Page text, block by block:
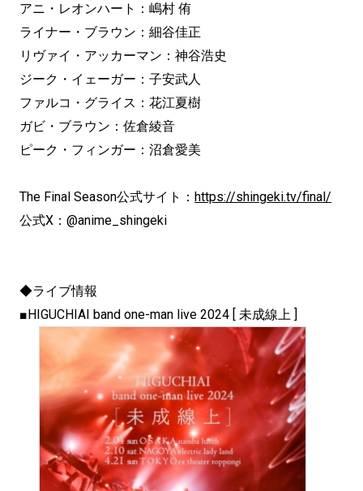
アニ・レオンハート：嶋村 侑
ライナー・ブラウン：細谷佳正
リヴァイ・アッカーマン：神谷浩史
ジーク・イェーガー：子安武人
ファルコ・グライス：花江夏樹
ガビ・ブラウン：佐倉綾音
ピーク・フィンガー：沼倉愛美
The Final Season公式サイト： https://shingeki.tv/final/
公式X：@anime_shingeki
◆ライブ情報
■HIGUCHIAI band one-man live 2024 [ 未成線上 ]